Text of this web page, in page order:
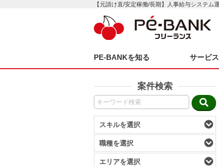
【元請け直/安定稼働/長期】人事給与システム
PE-BANKを知る サービ
案件検索
スキルを選択
職種を選択
エリアを選択